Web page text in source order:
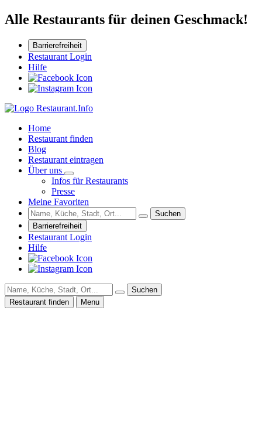
Alle Restaurants für deinen Geschmack!
Barrierefreiheit
Restaurant Login
Hilfe
Home
Restaurant finden
Blog
Restaurant eintragen
Über uns
Infos für Restaurants
Presse
Meine Favoriten
Suchen
Barrierefreiheit
Restaurant Login
Hilfe
Suchen
Restaurant finden
Menu